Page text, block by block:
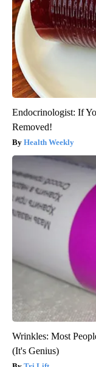
Endocrinologist: If
Removed!
Health Weekly
Wrinkles: Most
(It's Genius)